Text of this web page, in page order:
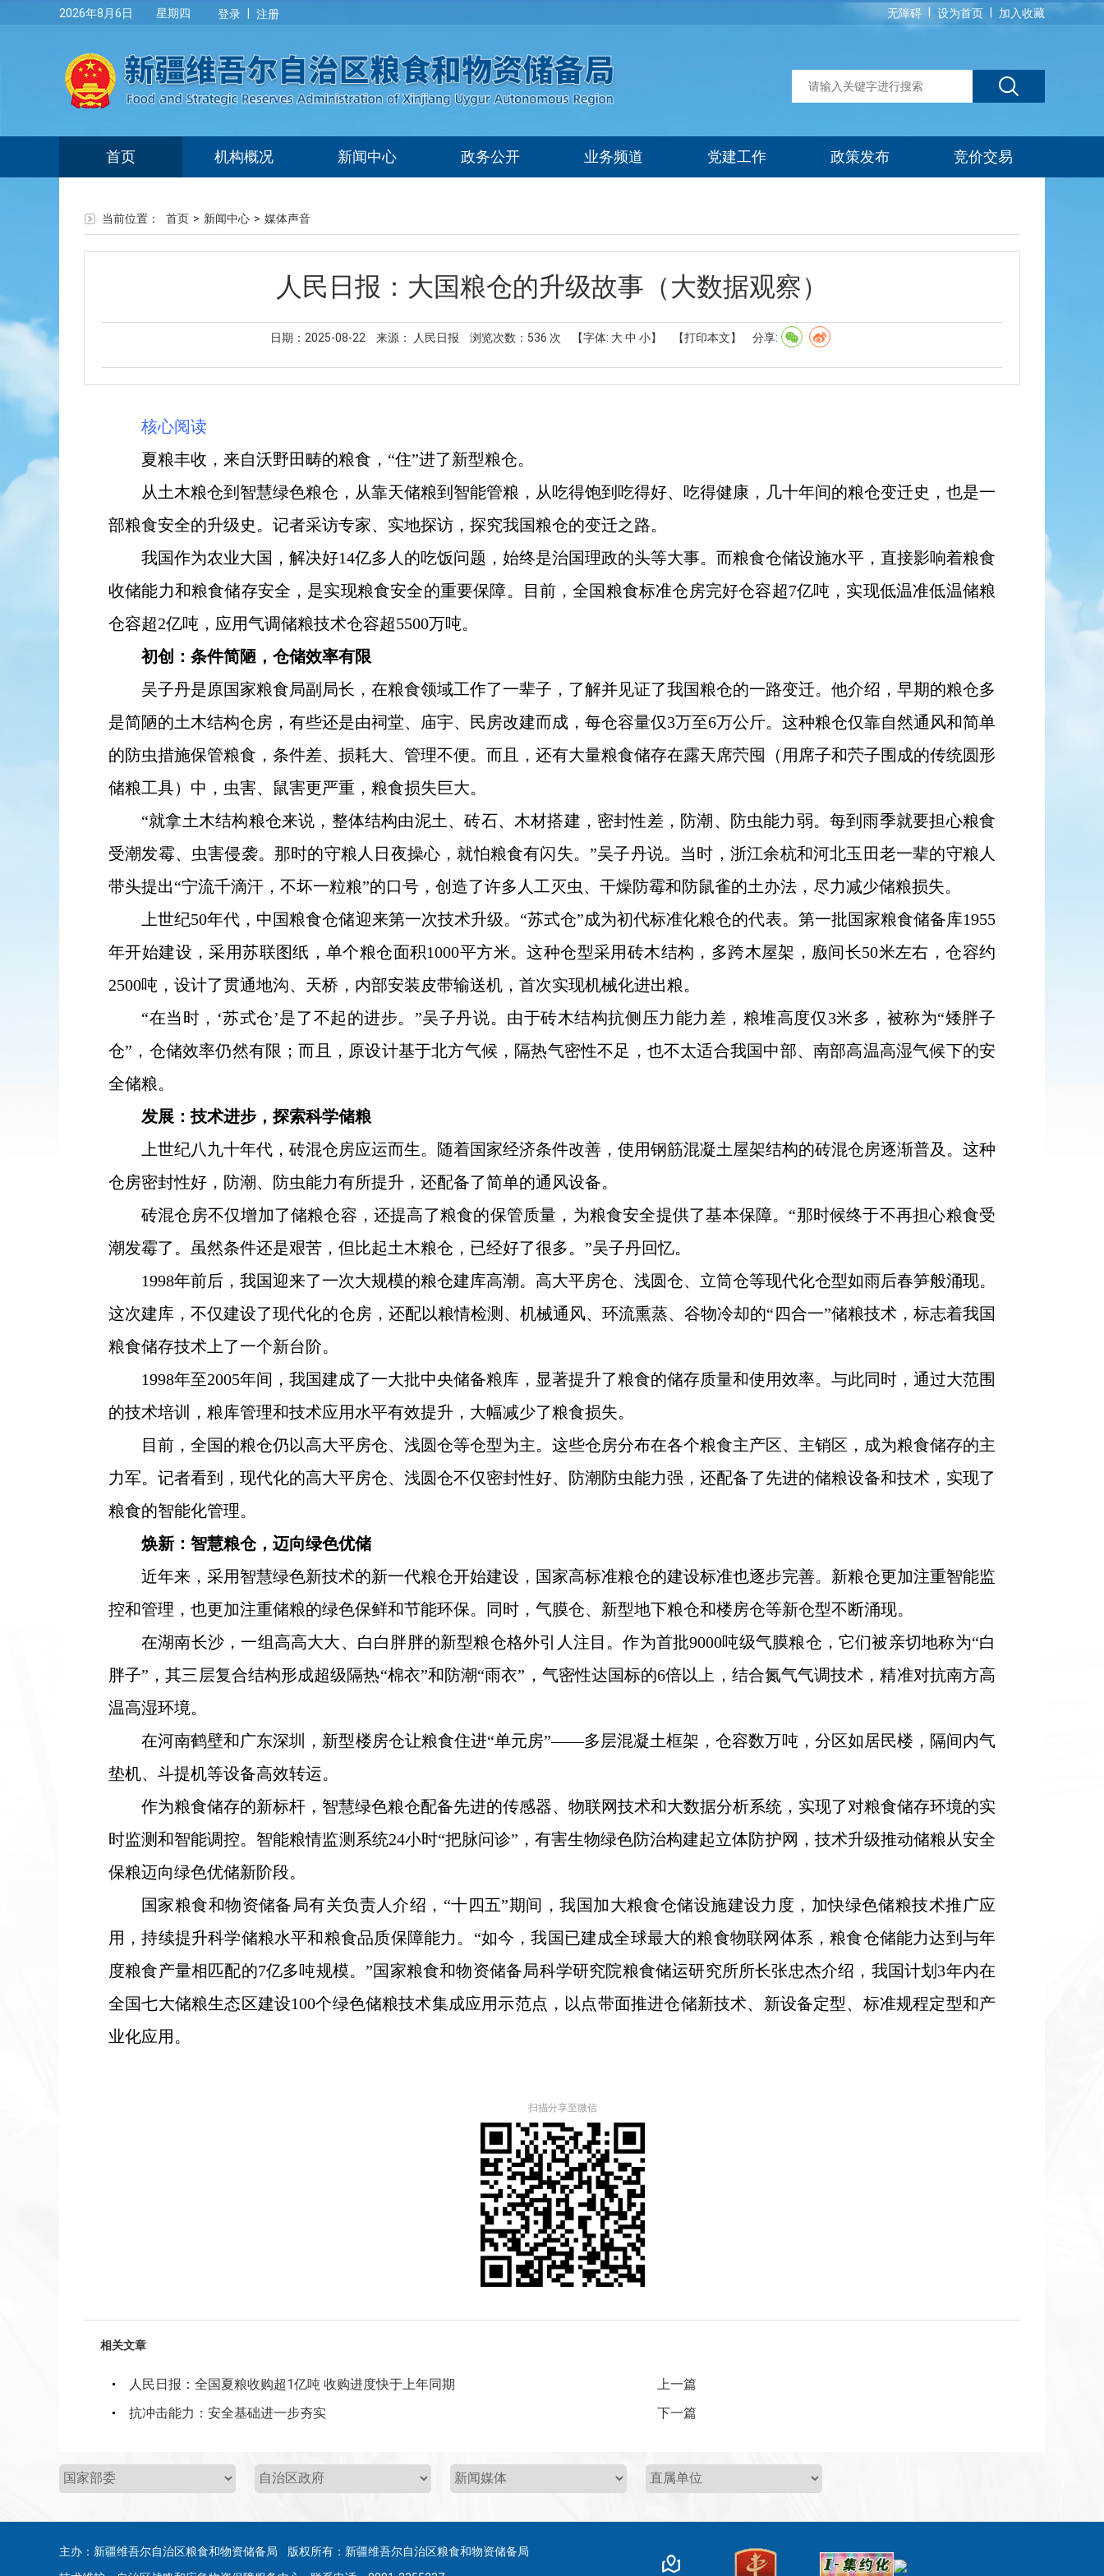
2026年8月6日 星期四 登录 注册 无障碍 设为首页 加入收藏
首页 机构概况 新闻中心 政务公开 业务频道 党建工作 政策发布 竞价交易
当前位置： 首页 > 新闻中心 > 媒体声音
人民日报：大国粮仓的升级故事（大数据观察）
日期：2025-08-22 来源： 人民日报 浏览次数： 536 次 【字体: 大中 小】 【打印本文】 分享:
核心阅读
夏粮丰收，来自沃野田畴的粮食，“住”进了新型粮仓。
从土木粮仓到智慧绿色粮仓，从靠天储粮到智能管粮，从吃得饱到吃得好、吃得健康，几十年间的粮仓变迁史，也是一
部粮食安全的升级史。记者采访专家、实地探访，探究我国粮仓的变迁之路。
我国作为农业大国，解决好14亿多人的吃饭问题，始终是治国理政的头等大事。而粮食仓储设施水平，直接影响着粮食
收储能力和粮食储存安全，是实现粮食安全的重要保障。目前，全国粮食标准仓房完好仓容超7亿吨，实现低温准低温储粮
仓容超2亿吨，应用气调储粮技术仓容超5500万吨。
初创：条件简陋，仓储效率有限
吴子丹是原国家粮食局副局长，在粮食领域工作了一辈子，了解并见证了我国粮仓的一路变迁。他介绍，早期的粮仓多
是简陋的土木结构仓房，有些还是由祠堂、庙宇、民房改建而成，每仓容量仅3万至6万公斤。这种粮仓仅靠自然通风和简单
的防虫措施保管粮食，条件差、损耗大、管理不便。而且，还有大量粮食储存在露天席茓囤（用席子和茓子围成的传统圆形
储粮工具）中，虫害、鼠害更严重，粮食损失巨大。
“就拿土木结构粮仓来说，整体结构由泥土、砖石、木材搭建，密封性差，防潮、防虫能力弱。每到雨季就要担心粮食
受潮发霉、虫害侵袭。那时的守粮人日夜操心，就怕粮食有闪失。”吴子丹说。当时，浙江余杭和河北玉田老一辈的守粮人
带头提出“宁流千滴汗，不坏一粒粮”的口号，创造了许多人工灭虫、干燥防霉和防鼠雀的土办法，尽力减少储粮损失。
上世纪50年代，中国粮食仓储迎来第一次技术升级。“苏式仓”成为初代标准化粮仓的代表。第一批国家粮食储备库1955
年开始建设，采用苏联图纸，单个粮仓面积1000平方米。这种仓型采用砖木结构，多跨木屋架，廒间长50米左右，仓容约
2500吨，设计了贯通地沟、天桥，内部安装皮带输送机，首次实现机械化进出粮。
“在当时，‘苏式仓’是了不起的进步。”吴子丹说。由于砖木结构抗侧压力能力差，粮堆高度仅3米多，被称为“矮胖子
仓”，仓储效率仍然有限；而且，原设计基于北方气候，隔热气密性不足，也不太适合我国中部、南部高温高湿气候下的安
全储粮。
发展：技术进步，探索科学储粮
上世纪八九十年代，砖混仓房应运而生。随着国家经济条件改善，使用钢筋混凝土屋架结构的砖混仓房逐渐普及。这种
仓房密封性好，防潮、防虫能力有所提升，还配备了简单的通风设备。
砖混仓房不仅增加了储粮仓容，还提高了粮食的保管质量，为粮食安全提供了基本保障。“那时候终于不再担心粮食受
潮发霉了。虽然条件还是艰苦，但比起土木粮仓，已经好了很多。”吴子丹回忆。
1998年前后，我国迎来了一次大规模的粮仓建库高潮。高大平房仓、浅圆仓、立筒仓等现代化仓型如雨后春笋般涌现。
这次建库，不仅建设了现代化的仓房，还配以粮情检测、机械通风、环流熏蒸、谷物冷却的“四合一”储粮技术，标志着我国
粮食储存技术上了一个新台阶。
1998年至2005年间，我国建成了一大批中央储备粮库，显著提升了粮食的储存质量和使用效率。与此同时，通过大范围
的技术培训，粮库管理和技术应用水平有效提升，大幅减少了粮食损失。
目前，全国的粮仓仍以高大平房仓、浅圆仓等仓型为主。这些仓房分布在各个粮食主产区、主销区，成为粮食储存的主
力军。记者看到，现代化的高大平房仓、浅圆仓不仅密封性好、防潮防虫能力强，还配备了先进的储粮设备和技术，实现了
粮食的智能化管理。
焕新：智慧粮仓，迈向绿色优储
近年来，采用智慧绿色新技术的新一代粮仓开始建设，国家高标准粮仓的建设标准也逐步完善。新粮仓更加注重智能监
控和管理，也更加注重储粮的绿色保鲜和节能环保。同时，气膜仓、新型地下粮仓和楼房仓等新仓型不断涌现。
在湖南长沙，一组高高大大、白白胖胖的新型粮仓格外引人注目。作为首批9000吨级气膜粮仓，它们被亲切地称为“白
胖子”，其三层复合结构形成超级隔热“棉衣”和防潮“雨衣”，气密性达国标的6倍以上，结合氮气气调技术，精准对抗南方高
温高湿环境。
在河南鹤壁和广东深圳，新型楼房仓让粮食住进“单元房”——多层混凝土框架，仓容数万吨，分区如居民楼，隔间内气
垫机、斗提机等设备高效转运。
作为粮食储存的新标杆，智慧绿色粮仓配备先进的传感器、物联网技术和大数据分析系统，实现了对粮食储存环境的实
时监测和智能调控。智能粮情监测系统24小时“把脉问诊”，有害生物绿色防治构建起立体防护网，技术升级推动储粮从安全
保粮迈向绿色优储新阶段。
国家粮食和物资储备局有关负责人介绍，“十四五”期间，我国加大粮食仓储设施建设力度，加快绿色储粮技术推广应
用，持续提升科学储粮水平和粮食品质保障能力。“如今，我国已建成全球最大的粮食物联网体系，粮食仓储能力达到与年
度粮食产量相匹配的7亿多吨规模。”国家粮食和物资储备局科学研究院粮食储运研究所所长张忠杰介绍，我国计划3年内在
全国七大储粮生态区建设100个绿色储粮技术集成应用示范点，以点带面推进仓储新技术、新设备定型、标准规程定型和产
业化应用。
扫描分享至微信
相关文章
上一篇
人民日报：全国夏粮收购超1亿吨 收购进度快于上年同期
下一篇
抗冲击能力：安全基础进一步夯实
主办：新疆维吾尔自治区粮食和物资储备局 版权所有：新疆维吾尔自治区粮食和物资储备局